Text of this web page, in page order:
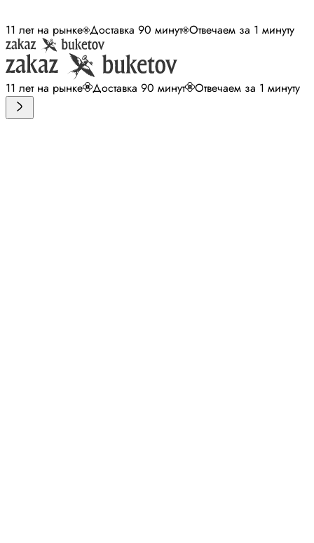
11 лет на рынке Доставка 90 минут Отвечаем за 1 минуту
11 лет на рынке Доставка 90 минут Отвечаем за 1 минуту